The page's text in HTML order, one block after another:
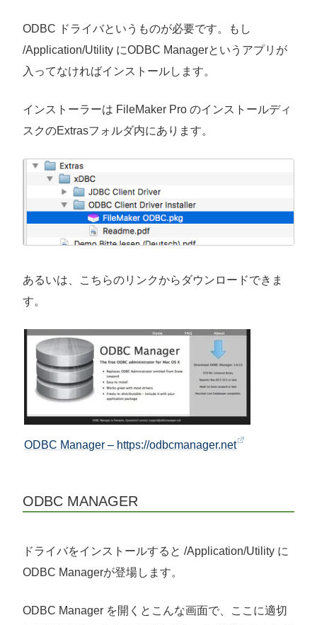
ODBC ドライバというものが必要です。もし
/Application/Utility にODBC Managerというアプリが
入ってなければインストールします。
インストーラーは FileMaker Pro のインストールディ
スクのExtrasフォルダ内にあります。
あるいは、こちらのリンクからダウンロードできま
す。
ODBC Manager – https://odbcmanager.net
ODBC MANAGER
ドライバをインストールすると /Application/Utility に
ODBC Managerが登場します。
ODBC Manager を開くとこんな画面で、ここに適切